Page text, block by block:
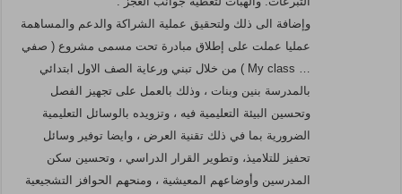
وإضافة الى ذلك ولتحقيق عملية الشراكة والدعم والمساهمة
عمليا عملت على إطلاق مبادرة تحت مسمى مشروع ( صفي
… My class ) من خلال تبني ورعاية الصف الاول ابتدائي
بالمدرسة بنين وبنات ، وذلك بالعمل على تجهيز الفصل
وتحسين البيئة التعليمية فيه ، وتزويده بالوسائل التعليمية
الضرورية بما في ذلك تقنية العرض ، وايضا توفير وسائل
تحفيز للتلاميذ، وتطوير القرار الدراسي ، وتحسين سكن
المدرسين وأوضاعهم المعيشية ، ومنحهم الحوافز التشجيعية